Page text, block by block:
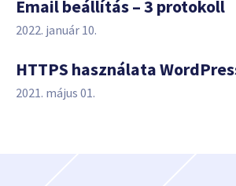
Email beállítás – 3 protokoll
2022. január 10.
HTTPS használata
2021. május 01.